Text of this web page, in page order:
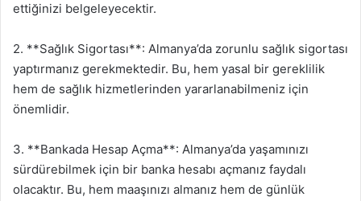
ettiğinizi belgeleyecektir.
2. **Sağlık Sigortası**: Almanya’da zorunlu sağlık sigortası
yaptırmanız gerekmektedir. Bu, hem yasal bir gereklilik
hem de sağlık hizmetlerinden yararlanabilmeniz için
önemlidir.
3. **Bankada Hesap Açma**: Almanya’da yaşamınızı
sürdürebilmek için bir banka hesabı açmanız faydalı
olacaktır. Bu, hem maaşınızı almanız hem de günlük